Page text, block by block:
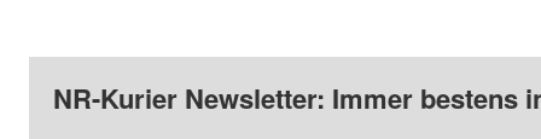
NR-Kurier Newsletter: Immer bestens